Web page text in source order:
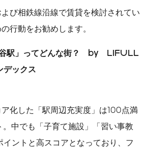
び相鉄線沿線で賃貸を検討されてい
行動をお勧めします。
駅」ってどんな街？ by
LIFULL
デックス
化した「駅周辺充実度」は100点満
中でも「子育て施設」「習い事教
ントと高スコアとなっており、フ